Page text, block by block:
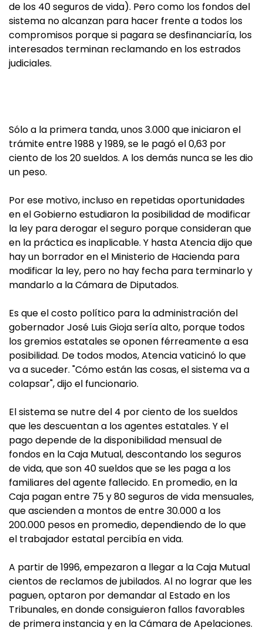
de los 40 seguros de vida). Pero como los fondos del
sistema no alcanzan para hacer frente a todos los
compromisos porque si pagara se desfinanciaría, los
interesados terminan reclamando en los estrados
judiciales.
Sólo a la primera tanda, unos 3.000 que iniciaron el
trámite entre 1988 y 1989, se le pagó el 0,63 por
ciento de los 20 sueldos. A los demás nunca se les dio
un peso.
Por ese motivo, incluso en repetidas oportunidades
en el Gobierno estudiaron la posibilidad de modificar
la ley para derogar el seguro porque consideran que
en la práctica es inaplicable. Y hasta Atencia dijo que
hay un borrador en el Ministerio de Hacienda para
modificar la ley, pero no hay fecha para terminarlo y
mandarlo a la Cámara de Diputados.
Es que el costo político para la administración del
gobernador José Luis Gioja sería alto, porque todos
los gremios estatales se oponen férreamente a esa
posibilidad. De todos modos, Atencia vaticinó lo que
va a suceder. "Cómo están las cosas, el sistema va a
colapsar", dijo el funcionario.
El sistema se nutre del 4 por ciento de los sueldos
que les descuentan a los agentes estatales. Y el
pago depende de la disponibilidad mensual de
fondos en la Caja Mutual, descontando los seguros
de vida, que son 40 sueldos que se les paga a los
familiares del agente fallecido. En promedio, en la
Caja pagan entre 75 y 80 seguros de vida mensuales,
que ascienden a montos de entre 30.000 a los
200.000 pesos en promedio, dependiendo de lo que
el trabajador estatal percibía en vida.
A partir de 1996, empezaron a llegar a la Caja Mutual
cientos de reclamos de jubilados. Al no lograr que les
paguen, optaron por demandar al Estado en los
Tribunales, en donde consiguieron fallos favorables
de primera instancia y en la Cámara de Apelaciones.